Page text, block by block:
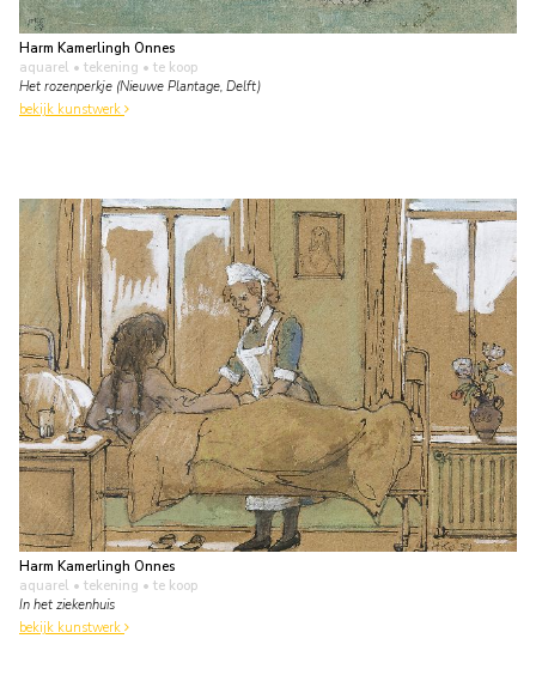
Harm Kamerlingh Onnes
aquarel • tekening • te koop
Het rozenperkje (Nieuwe Plantage, Delft)
bekijk kunstwerk
Harm Kamerlingh Onnes
aquarel • tekening • te koop
In het ziekenhuis
bekijk kunstwerk